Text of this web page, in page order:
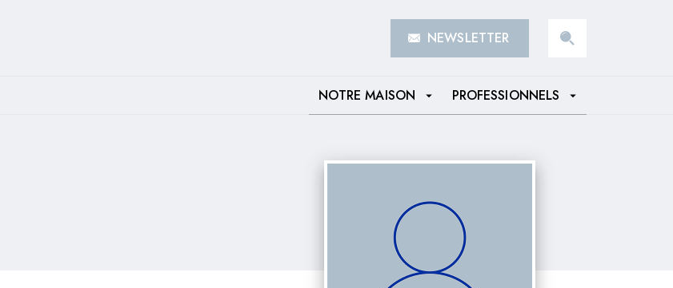
NEWSLETTER
NOTRE MAISON arrow_drop_down PROFESSIONNELS arrow_drop_down